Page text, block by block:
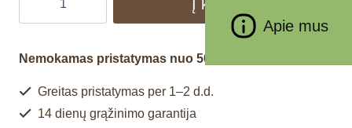
Apie mus
Į krepšelį
Nemokamas pristatymas nuo 50€
Greitas pristatymas per 1–2 d.d.
14 dienų grąžinimo garantija